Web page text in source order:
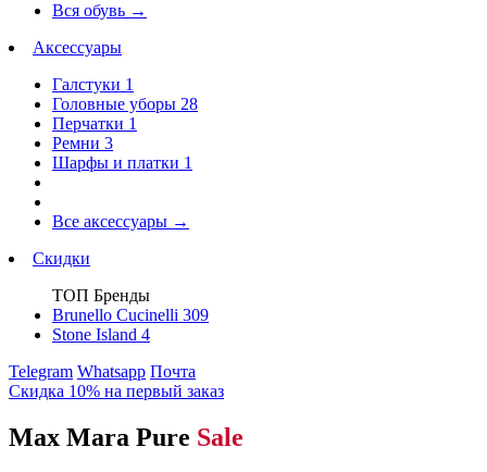
Вся обувь →
Аксессуары
Галстуки 1
Головные уборы 28
Перчатки 1
Ремни 3
Шарфы и платки 1
Все аксессуары →
Скидки
ТОП Бренды
Brunello Cucinelli 309
Stone Island 4
Telegram Whatsapp Почта
Скидка 10% на первый заказ
Max Mara Pure Sale